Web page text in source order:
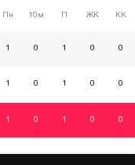
Пн 10м ЖК КК
1 0 1 0 0
1 0 1 0 0
1 0 1 0 0